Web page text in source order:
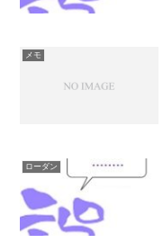
メモ
ローダン